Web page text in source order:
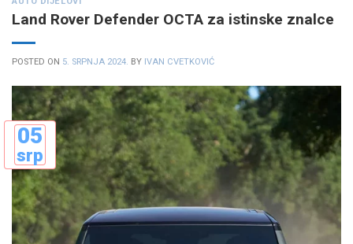
Land Rover Defender OCTA za istinske znalce
POSTED ON 5. SRPNJA 2024. BY IVAN CVETKOVIĆ
05
srp